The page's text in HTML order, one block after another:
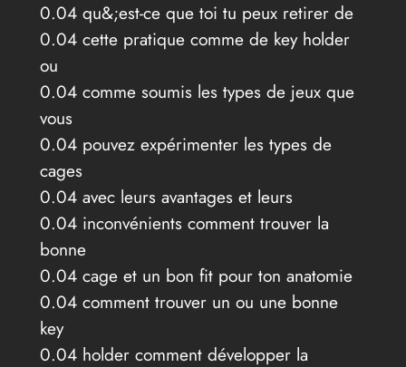
0.04 qu&;est-ce que toi tu peux retirer de
0.04 cette pratique comme de key holder
ou
0.04 comme soumis les types de jeux que
vous
0.04 pouvez expérimenter les types de
cages
0.04 avec leurs avantages et leurs
0.04 inconvénients comment trouver la
bonne
0.04 cage et un bon fit pour ton anatomie
0.04 comment trouver un ou une bonne
key
0.04 holder comment développer la